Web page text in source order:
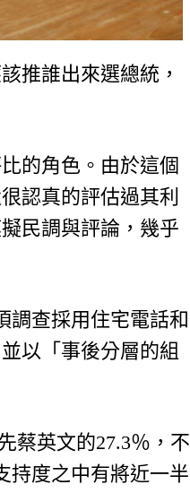
推誰出來選總統，
的角色。由於這個
認真的評估過其利
民調與評論，幾乎
調查採用住宅電話和
以「事後分層的組
蔡英文的27.3％，不
持度之中有將近一半